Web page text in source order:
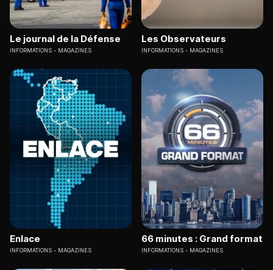
Le journal de la Défense
INFORMATIONS MAGAZINES
Les Observateurs
INFORMATIONS MAGAZINES
Enlace
INFORMATIONS MAGAZINES
66 minutes : Grand format
INFORMATIONS MAGAZINES